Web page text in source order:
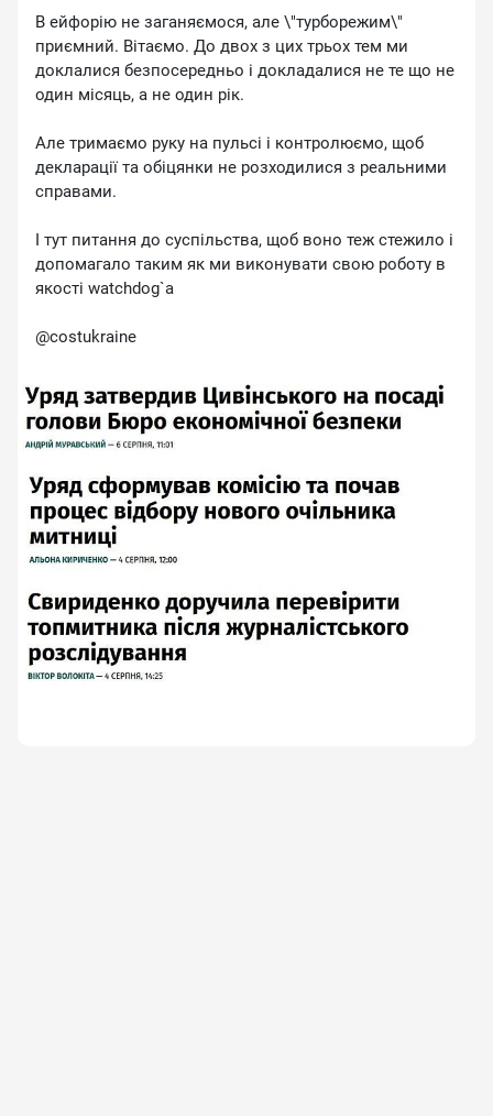
В ейфорію не заганяємося, але \"турборежим\"
приємний. Вітаємо. До двох з цих трьох тем ми
доклалися безпосередньо і докладалися не те що не
один місяць, а не один рік.
Але тримаємо руку на пульсі і контролюємо, щоб
декларації та обіцянки не розходилися з реальними
справами.
І тут питання до суспільства, щоб воно теж стежило і
допомагало таким як ми виконувати свою роботу в
якості watchdog`a
@costukraine